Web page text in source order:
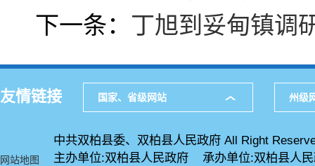
下一条： 丁旭到妥甸镇调
友情链接 国家、省级网站 州级
网站地图
中共双柏县委、双柏县人民政府 All Right
主办单位:双柏县人民政府 承办单位:双柏县人